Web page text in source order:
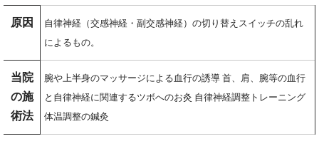
原因
自律神経（交感神経・副交感神経）の切り替えスイッチの乱れ
によるもの。
当院
の施
術法
腕や上半身のマッサージによる血行の誘導 首、肩、腕等の血行
と自律神経に関連するツボへのお灸 自律神経調整トレーニング
体温調整の鍼灸